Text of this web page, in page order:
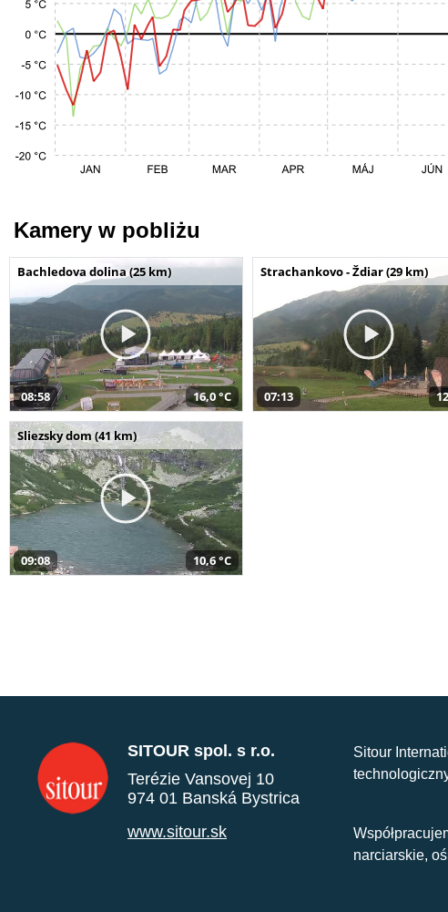
Kamery w pobliżu
Bachledova dolina (25 km)
08:58 16,0 °C
Strachankovo - Ždiar (29 km)
07:13
Sliezsky dom (41 km)
09:08 10,6 °C
SITOUR spol. s r.o.
Terézie Vansovej 10
974 01 Banská Bystrica
www.sitour.sk
Sitour
narciarskie,